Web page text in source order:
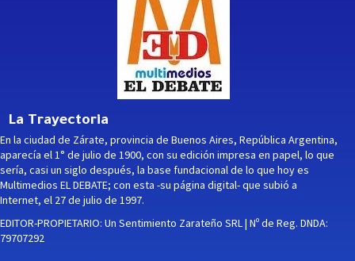
La Trayectoria
En la ciudad de Zárate, provincia de Buenos Aires, República Argentina,
aparecía el 1° de julio de 1900, con su edición impresa en papel, lo que
sería, casi un siglo después, la base fundacional de lo que hoy es
Multimedios EL DEBATE; con esta -su página digital- que subió a
Internet, el 27 de julio de 1997.
EDITOR-PROPIETARIO: Un Sentimiento Zarateño SRL | Nº de Reg. DNDA:
79707292